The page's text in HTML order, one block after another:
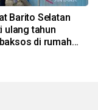
Barito Selatan
ulang tahun
di rumah